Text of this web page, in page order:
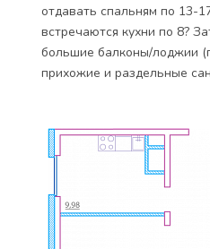
отдавать спальням по 13-
встречаются кухни по 8?
большие балконы/лоджии
прихожие и раздельные